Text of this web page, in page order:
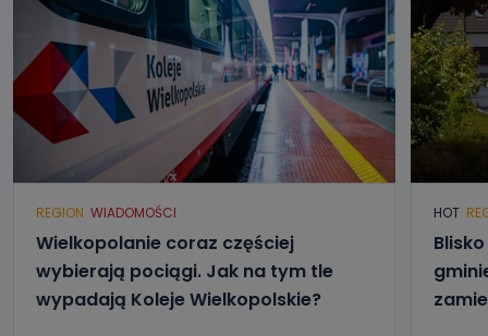
REGION WIADOMOŚCI
Wielkopolanie coraz częściej
wybierają pociągi. Jak na tym tle
wypadają Koleje Wielkopolskie?
HOT